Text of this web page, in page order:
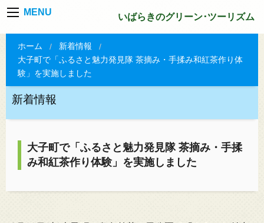
MENU いばらきのグリーン･ツーリズム
ホーム
新着情報
大子町で「ふるさと魅力発見隊 茶摘み・手揉み和紅茶作り体
験」を実施しました
新着情報
大子町で「ふるさと魅力発見隊 茶摘み・手揉
み和紅茶作り体験」を実施しました